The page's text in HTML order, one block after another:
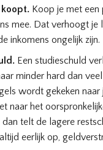
koopt. Koop je met een
mee. Dat verhoogt je
inkomens ongelijk zijn.
Een studieschuld
minder hard dan
wordt gekeken naar
naar het
telt de lagere
eerlijk op,